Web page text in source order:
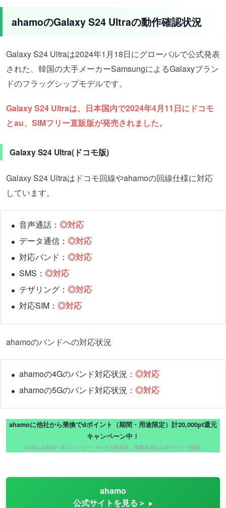
ahamoのGalaxy S24 Ultraの動作確認状況
Galaxy S24 Ultraは2024年1月18日にグローバルで公式発表
された、韓国の大手メーカーSamsungによるGalaxyブラン
ドのフラッグシップモデルです。
Galaxy S24 Ultraは、日本国内で2024年4月11日にドコモ
とau、SIMフリー直販版が発売されました。
Galaxy S24 Ultra(ドコモ版)
Galaxy S24 Ultraはドコモ回線やahamoの回線仕様に対応
しています。
音声通話： ◎対応
データ通信： ◎対応
対応バンド： ◎対応
SMS： ◎対応
テザリング： ◎対応
対応SIM： ◎対応
ahamoのバンドへの対応状況
ahamoの4Gのバンド対応状況： ◎対応
ahamoの5Gのバンド対応状況： ◎対応
ahamoに他社から乗換でdポイント（期間・用途限定）計20,000pt還元
キャンペーン中！
（SIMのみ契約・要エントリー・5ヶ月分割進呈。最新条件は公式サイトで確認）
ahamo
公式サイトを見る＞